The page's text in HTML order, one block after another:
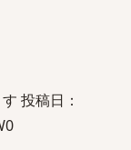
投稿日：